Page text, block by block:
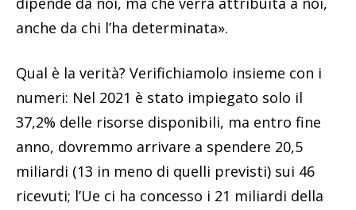
anche da chi l’ha determinata».
Qual è la verità? Verifichiamolo insieme con i
numeri: Nel 2021 è stato impiegato solo il
37,2% delle risorse disponibili, ma entro fine
anno, dovremmo arrivare a spendere 20,5
miliardi (13 in meno di quelli previsti) sui 46
ricevuti; l’Ue ci ha concesso i 21 miliardi della